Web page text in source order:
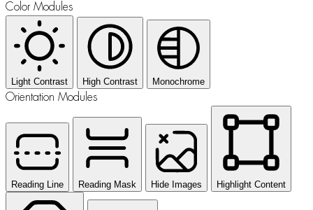
Color Modules
Light Contrast High Contrast Monochrome
Orientation Modules
Reading Line Reading Mask Hide Images Highlight Content